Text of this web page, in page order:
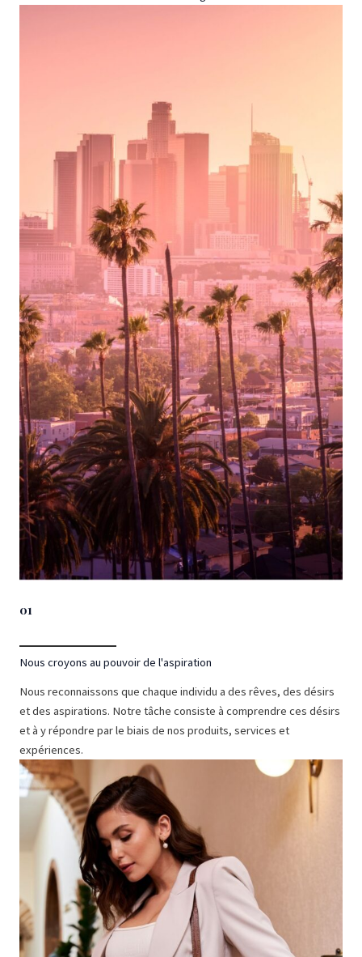
01
Nous croyons au pouvoir de l'aspiration
Nous reconnaissons que chaque individu a des rêves, des désirs
et des aspirations. Notre tâche consiste à comprendre ces désirs
et à y répondre par le biais de nos produits, services et
expériences.